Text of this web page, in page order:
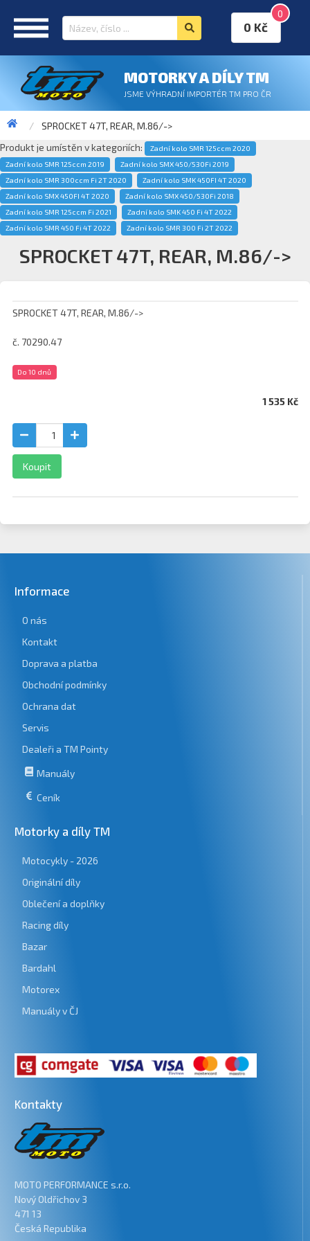
0
0 Kč
MOTORKY A DÍLY TM
JSME VÝHRADNÍ IMPORTÉR TM PRO ČR
SPROCKET 47T, REAR, M.86/->
Produkt je umístěn v kategoriích:
Zadní kolo SMR 125ccm 2020
Zadní kolo SMR 125ccm 2019
Zadní kolo SMX 450/530Fi 2019
Zadní kolo SMR 300ccm Fi 2T 2020
Zadní kolo SMK 450FI 4T 2020
Zadní kolo SMX 450FI 4T 2020
Zadní kolo SMX 450/530Fi 2018
Zadní kolo SMR 125ccm Fi 2021
Zadní kolo SMK 450 Fi 4T 2022
Zadní kolo SMR 450 Fi 4T 2022
Zadní kolo SMR 300 Fi 2T 2022
SPROCKET 47T, REAR, M.86/->
SPROCKET 47T, REAR, M.86/->
č. 70290.47
Do 10 dnů
1 535 Kč
Koupit
Informace
O nás
Kontakt
Doprava a platba
Obchodní podmínky
Ochrana dat
Servis
Dealeři a TM Pointy
Manuály
Ceník
Motorky a díly TM
Motocykly - 2026
Originální díly
Oblečení a doplňky
Racing díly
Bazar
Bardahl
Motorex
Manuály v ČJ
Kontakty
MOTO PERFORMANCE s.r.o.
Nový Oldřichov 3
471 13
Česká Republika